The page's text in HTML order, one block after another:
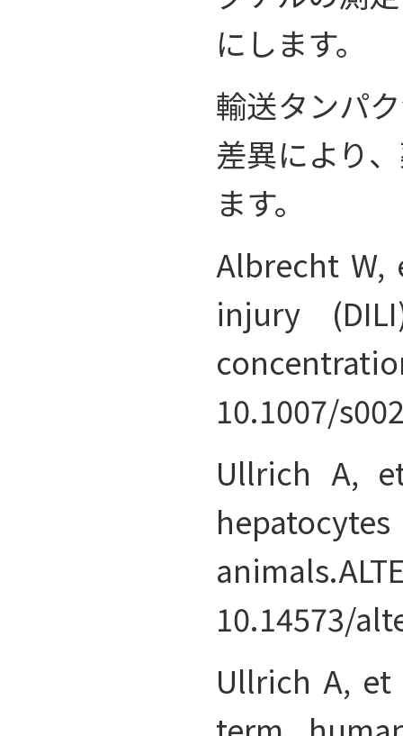
にします。
輸送タンパ
差異により
ます。
Albrecht
injury
10.1007/
Ullrich A,
10.14573/
Ullrich A,